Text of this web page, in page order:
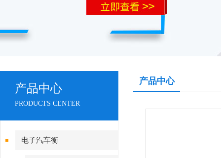
产品中心
PRODUCTS CENTER
电子汽车衡
产品中心